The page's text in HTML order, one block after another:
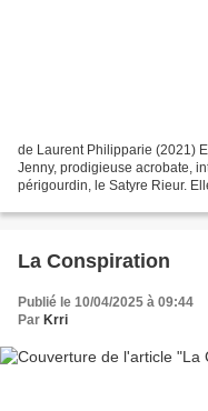
de Laurent Philipparie (2021)
Jenny, prodigieuse acrobate,
périgourdin, le Satyre Rieur.
La Conspiration
Publié le 10/04/2025 à 09:44
Par Krri